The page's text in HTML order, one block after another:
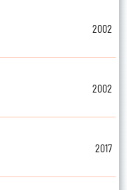
2002
2002
2017